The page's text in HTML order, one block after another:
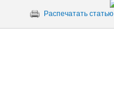
Распечатать статью